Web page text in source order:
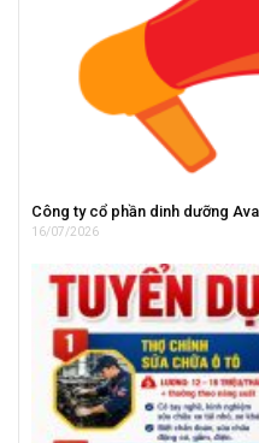
Công ty cổ phần dinh dưỡng
16/07/2026